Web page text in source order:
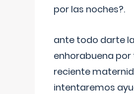
por las noches?.
ante todo darte la
enhorabuena por
reciente
intentaremos